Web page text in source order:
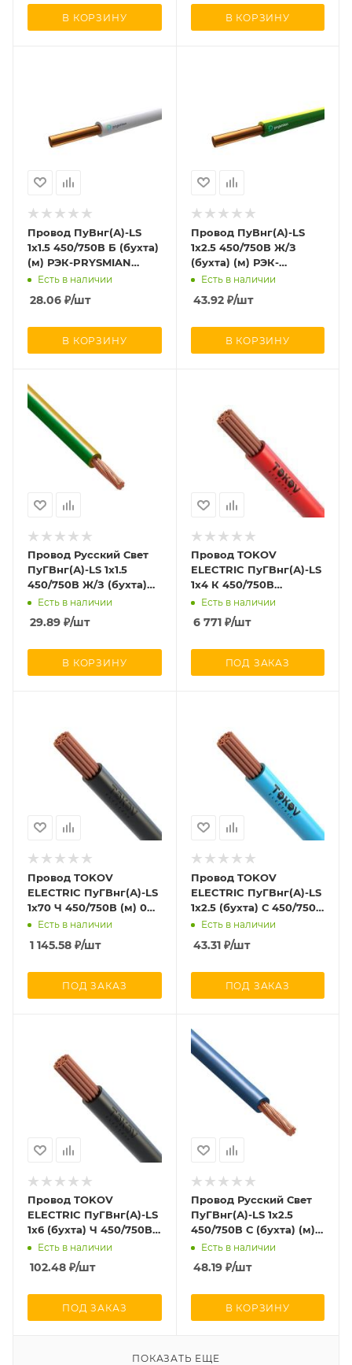
В КОРЗИНУ В КОРЗИНУ
Провод ПуВнг(А)-LS
1х1.5 450/750В Б (бухта)
(м) РЭК-PRYSMIAN
0601040201
Есть в наличии
28.06 ₽/шт
В КОРЗИНУ
Провод ПуВнг(А)-LS
1х2.5 450/750В Ж/З
(бухта) (м) РЭК-
PRYSMIAN 0601050301
Есть в наличии
43.92₽/шт
В КОРЗИНУ
Провод Русский Свет
ПуГВнг(А)-LS 1х1.5
450/750В Ж/З (бухта)
(м) 970
Есть в наличии
29.89 ₽/шт
В КОРЗИНУ
Провод TOKOV
ELECTRIC ПуГВнг(А)-LS
1х4 К 450/750В
(уп.100м) 000011534
Есть в наличии
6 771₽/шт
ПОД ЗАКАЗ
Провод TOKOV
ELECTRIC ПуГВнг(А)-LS
1х70 Ч 450/750В (м) 00-
00029650
Есть в наличии
1 145.58 ₽/шт
ПОД ЗАКАЗ
Провод TOKOV
ELECTRIC ПуГВнг(А)-LS
1х2.5 (бухта) С 450/750В
(м) 000011510
Есть в наличии
43.31₽/шт
ПОД ЗАКАЗ
Провод TOKOV
ELECTRIC ПуГВнг(А)-LS
1х6 (бухта) Ч 450/750В
(м) 000011524
Есть в наличии
102.48 ₽/шт
ПОД ЗАКАЗ
Провод Русский Свет
ПуГВнг(А)-LS 1х2.5
450/750В С (бухта) (м)
976Есть в наличии
48.19₽/шт
В КОРЗИНУ
ПОКАЗАТЬ ЕЩЕ